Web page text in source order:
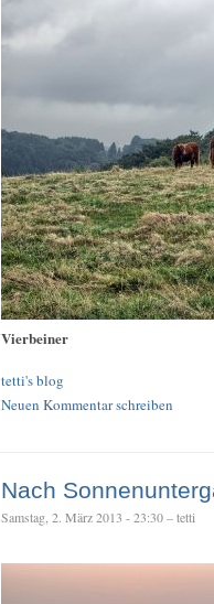
Vierbeiner
tetti's blog
Neuen Kommentar schreiben
Nach
Samstag, 2. März 2013 - 23:30 – tetti